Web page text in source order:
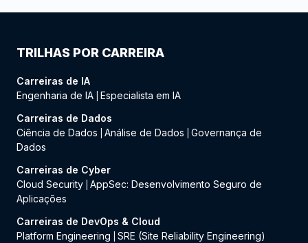
TRILHAS POR CARREIRA
Carreiras de IA
Engenharia de IA Especialista em IA
Carreiras de Dados
Ciência de Dados
Análise de Dados
Governança de
Dados
Carreiras de Cyber
Cloud Security AppSec: Desenvolvimento Seguro de
Aplicações
Carreiras de DevOps & Cloud
Platform Engineering
SRE (Site Reliability Engineering)